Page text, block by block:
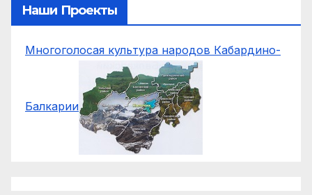
Наши Проекты
Многоголосая культура народов Кабардино-
Балкарии